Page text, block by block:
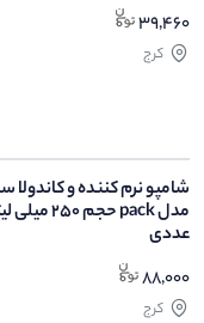
39,460
کرج
شامپو نرم کننده و کاندولا
عددی
88,000
کرج